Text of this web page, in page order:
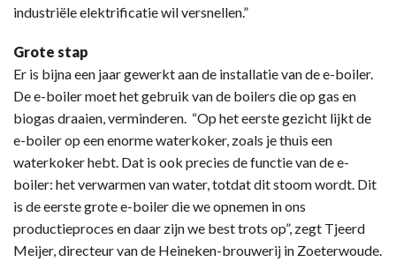
industriële elektrificatie wil versnellen.”
Grote stap
Er is bijna een jaar gewerkt aan de installatie van de e-boiler.
De e-boiler moet het gebruik van de boilers die op gas en
biogas draaien, verminderen. “Op het eerste gezicht lijkt de
e-boiler op een enorme waterkoker, zoals je thuis een
waterkoker hebt. Dat is ook precies de functie van de e-
boiler: het verwarmen van water, totdat dit stoom wordt. Dit
is de eerste grote e-boiler die we opnemen in ons
productieproces en daar zijn we best trots op”, zegt Tjeerd
Meijer, directeur van de Heineken-brouwerij in Zoeterwoude.